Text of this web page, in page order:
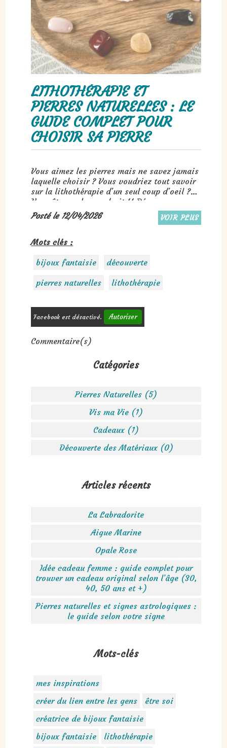
LITHOTHÉRAPIE ET
PIERRES NATURELLES : LE
GUIDE COMPLET POUR
CHOISIR SA PIERRE
Vous aimez les pierres mais ne savez jamais
laquelle choisir ? Vous voudriez tout savoir
sur la lithothérapie d'un seul coup d'oeil ?
Vous êtes au bon endroit !! Découvrez
facilement quelle pierre vous correspond.
Posté le 12/04/2026 VOIR PLUS
Mots clés :
bijoux fantaisie
découverte
pierres naturelles
lithothérapie
Facebook est désactivé. Autoriser
Commentaire(s)
Catégories
Pierres Naturelles (5)
Vis ma Vie (1)
Cadeaux (1)
Découverte des Matériaux (0)
Articles récents
La Labradorite
Aigue Marine
Opale Rose
Idée cadeau femme : guide complet pour
trouver un cadeau original selon l’âge (30,
40, 50 ans et +)
Pierres naturelles et signes astrologiques :
le guide selon votre signe
Mots-clés
mes inspirations
créer du lien entre les gens
être soi
créatrice de bijoux fantaisie
bijoux fantaisie
lithothérapie